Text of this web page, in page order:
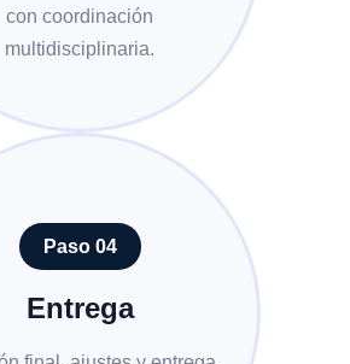
con coordinación
multidisciplinaria.
Paso 04
Entrega